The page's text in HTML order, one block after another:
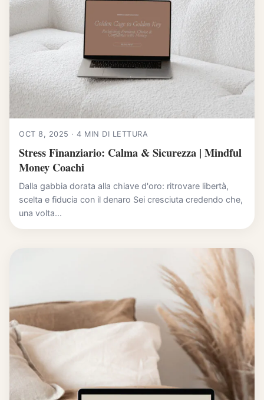
OCT 8, 2025 · 4 MIN DI LETTURA
Stress Finanziario: Calma & Sicurezza | Mindful
Money Coachi
Dalla gabbia dorata alla chiave d'oro: ritrovare libertà,
scelta e fiducia con il denaro Sei cresciuta credendo che,
una volta...